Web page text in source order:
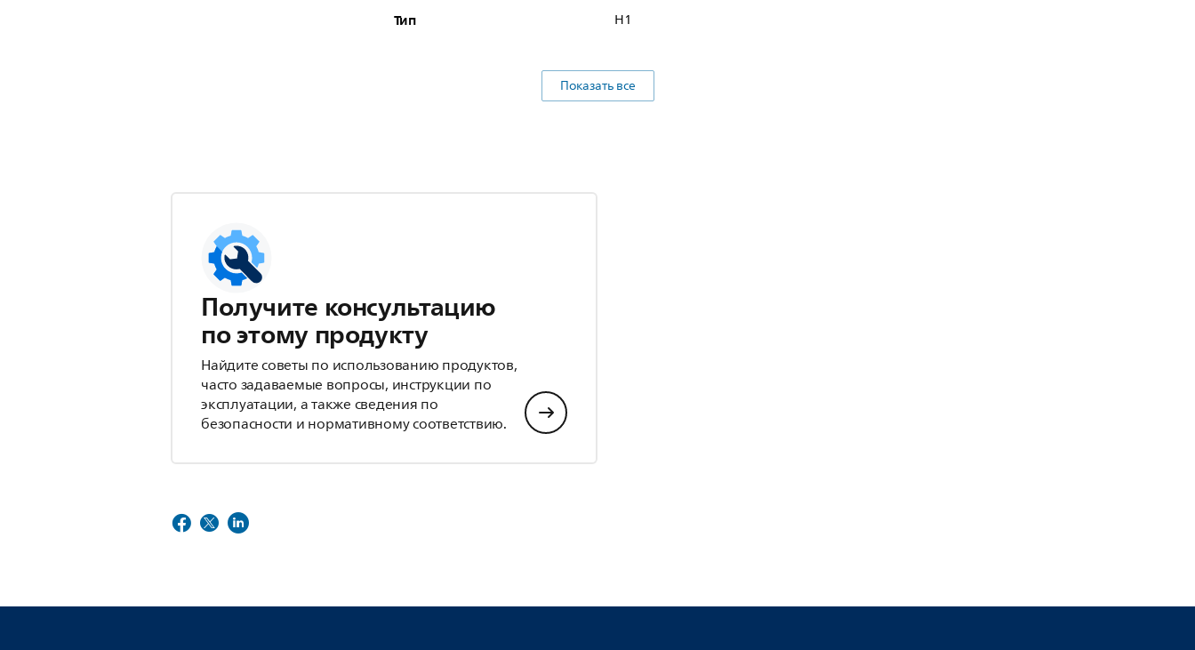
Тип H1
Показать все
Получите консультацию
по этому продукту
Найдите советы по использованию продуктов,
часто задаваемые вопросы, инструкции по
эксплуатации, а также сведения по
безопасности и нормативному соответствию.